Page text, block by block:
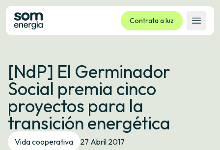
Contrata a luz
Abrir
Tarifas
Servizos
Empresas
La cooperativa
Contacto
Trámites
[NdP] El Germinador
Social premia cinco
proyectos para la
transición energética
Vida cooperativa 27 Abril 2017